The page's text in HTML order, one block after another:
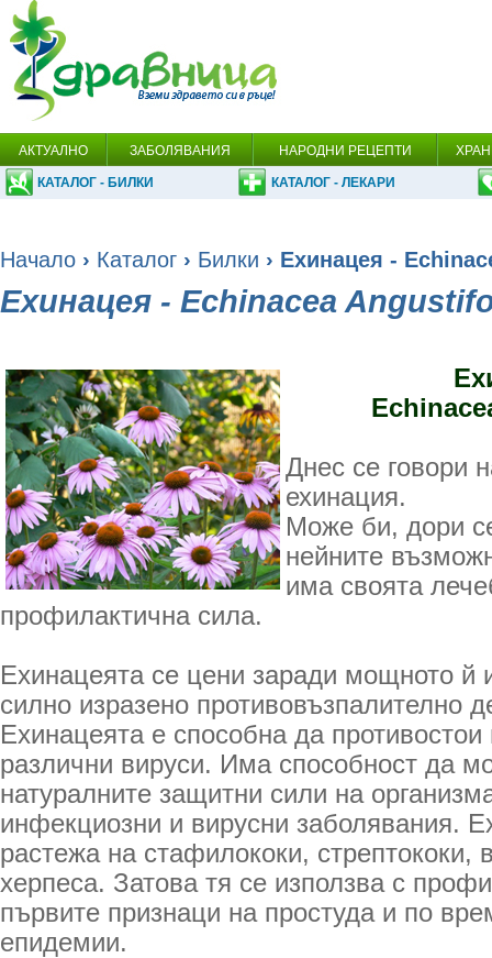
АКТУАЛНО ЗАБОЛЯВАНИЯ НАРОДНИ РЕЦЕПТИ
КАТАЛОГ - БИЛКИ КАТАЛОГ - ЛЕКАРИ
Начало › Каталог › Билки › Ехинацея -
Ехинацея - Echinacea
Днес се говори
ехинация.
Може би, дори
нейните
има своята
профилактична сила.
Ехинацеята се цени заради мощното й
силно изразено противовъзпалително
Ехинацеята е способна да
различни вируси. Има способност да
натуралните защитни сили на
инфекциозни и вирусни заболявания.
растежа на стафилококи, стрептококи,
херпеса. Затова тя се използва с
първите признаци на простуда и по
епидемии.